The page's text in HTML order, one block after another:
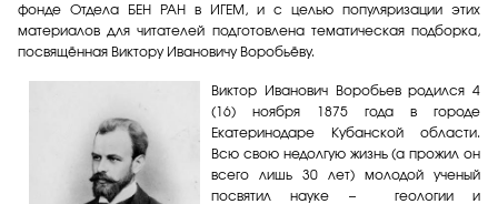
фонде Отдела БЕН РАН в ИГЕМ, и с целью популяризации этих
материалов для читателей подготовлена тематическая подборка,
посвящённая Виктору Ивановичу Воробьёву.
Виктор Иванович Воробьев родился 4
(16) ноября 1875 года в городе
Екатеринодаре Кубанской области.
Всю свою недолгую жизнь (а прожил он
всего лишь 30 лет) молодой ученый
посвятил науке – геологии и